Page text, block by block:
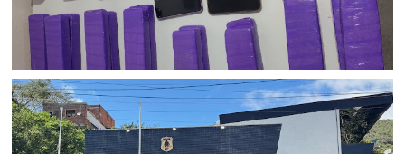
BAHIA
Ação policial resulta na prisão de dois suspeitos e na
apreensão de 22 kg de maconha no Sul da Bahia